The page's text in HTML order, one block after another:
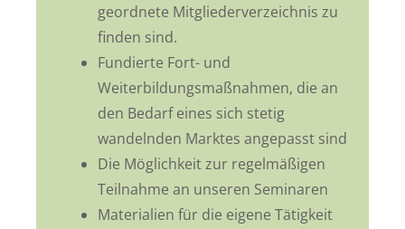
geordnete Mitgliederverzeichnis zu
finden sind.
Fundierte Fort- und
Weiterbildungsmaßnahmen, die an
den Bedarf eines sich stetig
wandelnden Marktes angepasst sind
Die Möglichkeit zur regelmäßigen
Teilnahme an unseren Seminaren
Materialien für die eigene Tätigkeit